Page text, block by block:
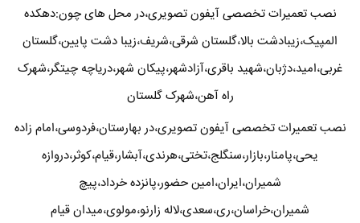
نصب تعمیرات تخصصی آیفون تصویری،در محل های چون:دهکده
المپیک،زیبادشت بالا،گلستان شرقی،شریف،زیبا دشت پایین،گلستان
غربی،امید،دژبان،شهید باقری،آزادشهر،پیکان شهر،دریاچه چیتگر،شهرک
راه آهن،شهرک گلستان
نصب تعمیرات تخصصی آیفون تصویری،در بهارستان،فردوسی،امام زاده
یحی،پامنار،بازار،سنگلج،تختی،هرندی،آبشار،قیام،کوثر،دروازه
شمیران،ایران،امین حضور،پانزده خرداد،پیچ
شمیران،خراسان،ری،سعدی،لاله زارنو،مولوی،میدان قیام